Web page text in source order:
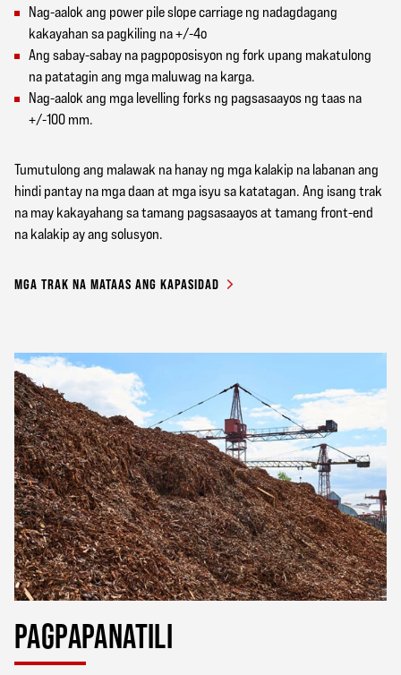
Nag-aalok ang power pile slope carriage ng nadagdagang
kakayahan sa pagkiling na +/-4o
Ang sabay-sabay na pagpoposisyon ng fork upang makatulong
na patatagin ang mga maluwag na karga.
Nag-aalok ang mga levelling forks ng pagsasaayos ng taas na
+/-100 mm.
Tumutulong ang malawak na hanay ng mga kalakip na labanan ang
hindi pantay na mga daan at mga isyu sa katatagan. Ang isang trak
na may kakayahang sa tamang pagsasaayos at tamang front-end
na kalakip ay ang solusyon.
MGA TRAK NA MATAAS ANG KAPASIDAD
PAGPAPANATILI